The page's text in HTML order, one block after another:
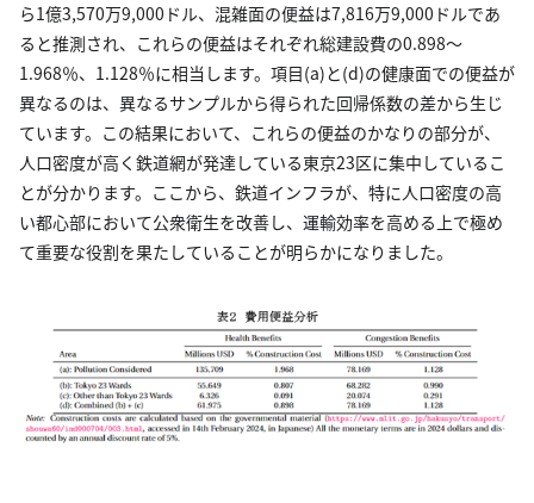
ら1億3,570万9,000ドル、混雑面の便益は7,816万9,000ドルであ
ると推測され、これらの便益はそれぞれ総建設費の0.898～
1.968％、1.128％に相当します。項目(a)と(d)の健康面での便益が
異なるのは、異なるサンプルから得られた回帰係数の差から生じ
ています。この結果において、これらの便益のかなりの部分が、
人口密度が高く鉄道網が発達している東京23区に集中しているこ
とが分かります。ここから、鉄道インフラが、特に人口密度の高
い都心部において公衆衛生を改善し、運輸効率を高める上で極め
て重要な役割を果たしていることが明らかになりました。